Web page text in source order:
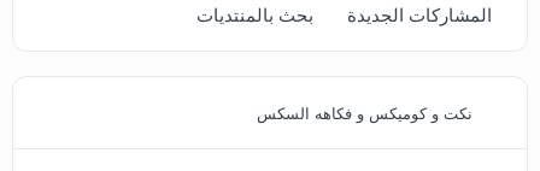
المشاركات الجديدة بحث بالمنتديات
نكت و كوميكس و فكاهه السكس